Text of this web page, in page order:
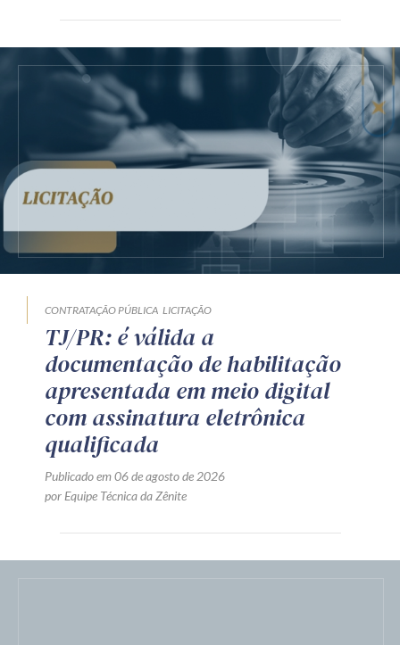
CONTRATAÇÃO PÚBLICA LICITAÇÃO
TJ/PR: é válida a
documentação de habilitação
apresentada em meio digital
com assinatura eletrônica
qualificada
Publicado em 06 de agosto de 2026
por Equipe Técnica da Zênite